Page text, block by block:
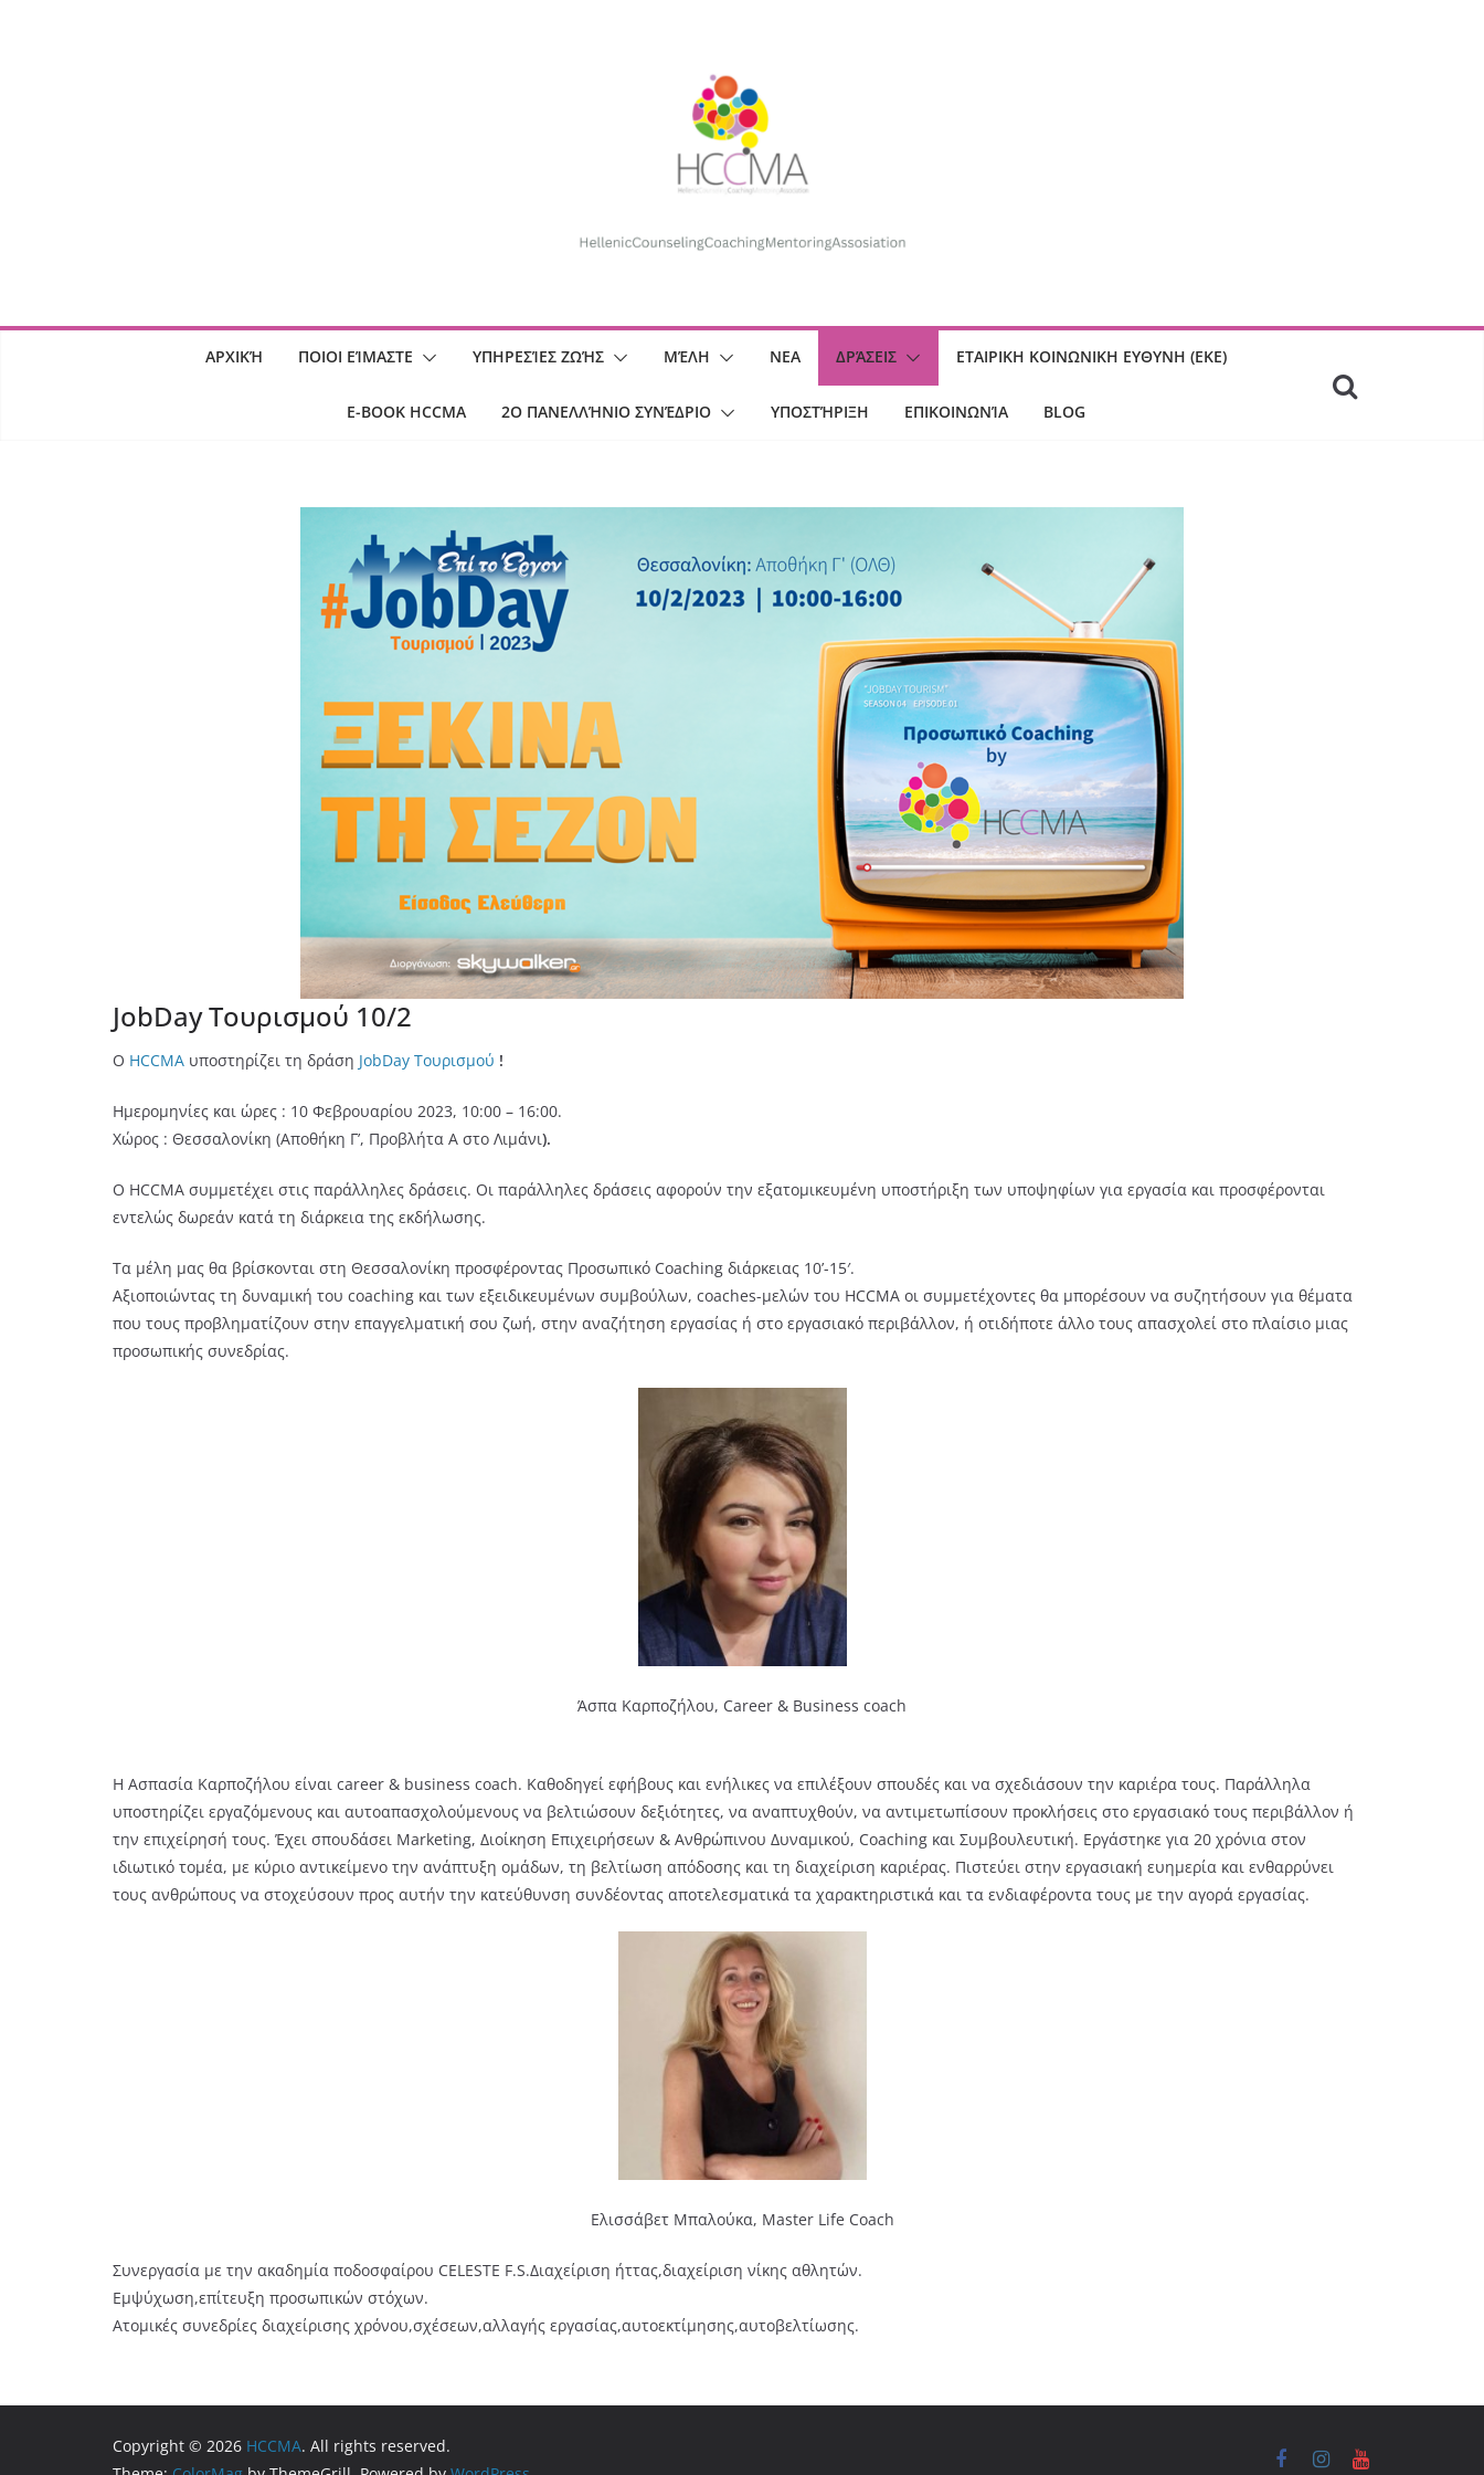
ΑΡΧΙΚΉ ΠΟΙΟΙ ΕΊΜΑΣΤΕ ΥΠΗΡΕΣΊΕΣ ΖΩΉΣ ΜΈΛΗ ΝΕΑ ΔΡΆΣΕΙΣ ΕΤΑΙΡΙΚΗ ΚΟΙΝΩΝΙΚΗ ΕΥΘΥΝΗ (ΕΚΕ)
E-BOOK HCCMA 2O ΠΑΝΕΛΛΉΝΙΟ ΣΥΝΈΔΡΙΟ ΥΠΟΣΤΉΡΙΞΗ ΕΠΙΚΟΙΝΩΝΊΑ BLOG
JobDay Τουρισμού 10/2
O HCCMA υποστηρίζει τη δράση JobDay Τουρισμού !
Ημερομηνίες και ώρες : 10 Φεβρουαρίου 2023, 10:00 – 16:00.
Χώρος : Θεσσαλονίκη (Αποθήκη Γ’, Προβλήτα Α στο Λιμάνι).
Ο HCCMA συμμετέχει στις παράλληλες δράσεις. Οι παράλληλες δράσεις αφορούν την εξατομικευμένη υποστήριξη των υποψηφίων για εργασία και προσφέρονται
εντελώς δωρεάν κατά τη διάρκεια της εκδήλωσης.
Τα μέλη μας θα βρίσκονται στη Θεσσαλονίκη προσφέροντας Προσωπικό Coaching διάρκειας 10’-15′.
Αξιοποιώντας τη δυναμική του coaching και των εξειδικευμένων συμβούλων, coaches-μελών του HCCMA οι συμμετέχοντες θα μπορέσουν να συζητήσουν για θέματα
που τους προβληματίζουν στην επαγγελματική σου ζωή, στην αναζήτηση εργασίας ή στο εργασιακό περιβάλλον, ή οτιδήποτε άλλο τους απασχολεί στο πλαίσιο μιας
προσωπικής συνεδρίας.
Άσπα Καρποζήλου, Career & Business coach
Η Ασπασία Καρποζήλου είναι career & business coach. Καθοδηγεί εφήβους και ενήλικες να επιλέξουν σπουδές και να σχεδιάσουν την καριέρα τους. Παράλληλα
υποστηρίζει εργαζόμενους και αυτοαπασχολούμενους να βελτιώσουν δεξιότητες, να αναπτυχθούν, να αντιμετωπίσουν προκλήσεις στο εργασιακό τους περιβάλλον ή
την επιχείρησή τους. Έχει σπουδάσει Marketing, Διοίκηση Επιχειρήσεων & Ανθρώπινου Δυναμικού, Coaching και Συμβουλευτική. Εργάστηκε για 20 χρόνια στον
ιδιωτικό τομέα, με κύριο αντικείμενο την ανάπτυξη ομάδων, τη βελτίωση απόδοσης και τη διαχείριση καριέρας. Πιστεύει στην εργασιακή ευημερία και ενθαρρύνει
τους ανθρώπους να στοχεύσουν προς αυτήν την κατεύθυνση συνδέοντας αποτελεσματικά τα χαρακτηριστικά και τα ενδιαφέροντα τους με την αγορά εργασίας.
Ελισσάβετ Μπαλούκα, Master Life Coach
Συνεργασία με την ακαδημία ποδοσφαίρου CELESTE F.S.Διαχείριση ήττας,διαχείριση νίκης αθλητών.
Εμψύχωση,επίτευξη προσωπικών στόχων.
Ατομικές συνεδρίες διαχείρισης χρόνου,σχέσεων,αλλαγής εργασίας,αυτοεκτίμησης,αυτοβελτίωσης.
Copyright © 2026 HCCMA. All rights reserved.